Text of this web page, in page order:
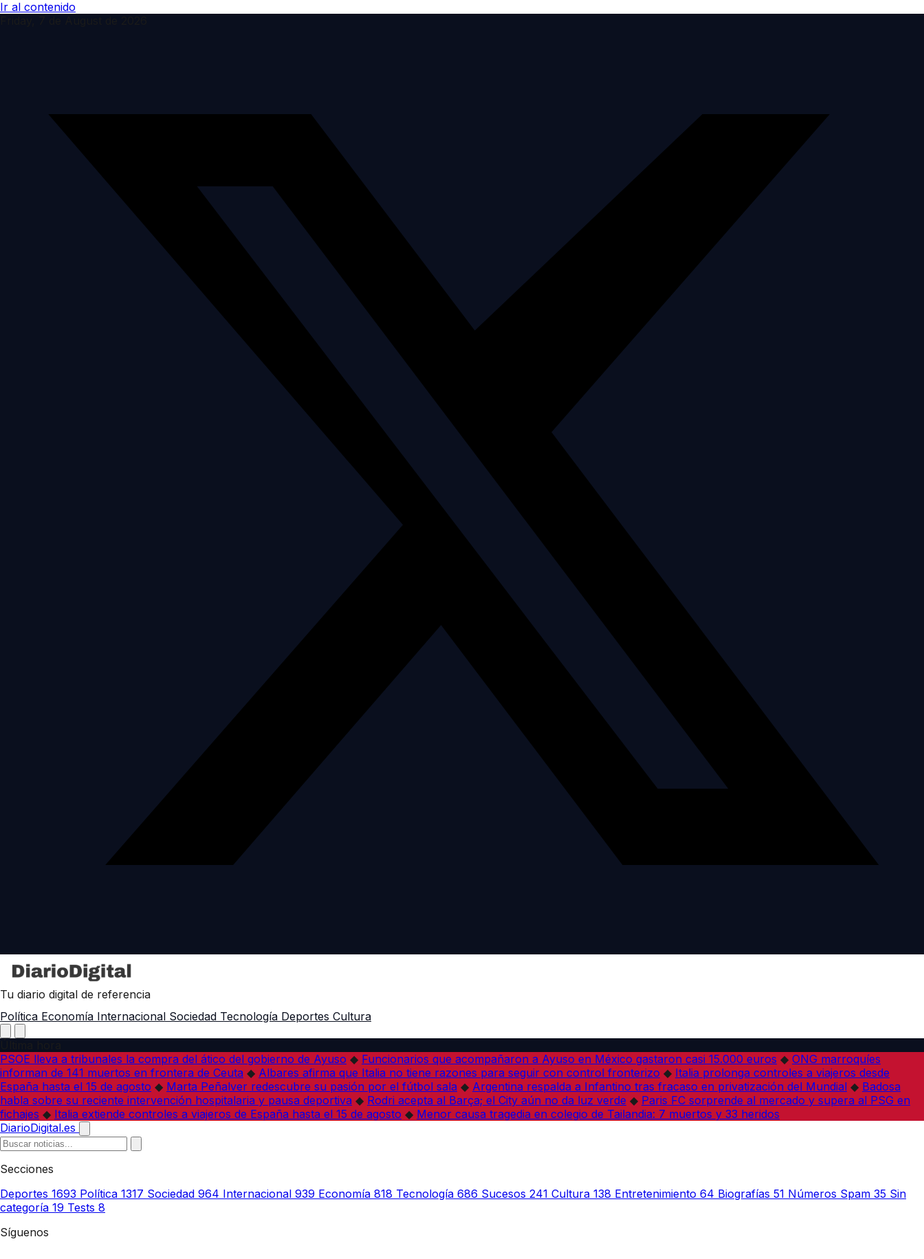
Ir al contenido
Tu diario digital de referencia
Política Economía Internacional Sociedad Tecnología Deportes Cultura
PSOE lleva a tribunales la compra del ático del gobierno de Ayuso ◆ Funcionarios que acompañaron a Ayuso en México gastaron casi 15.000 euros ◆ ONG marroquíes
informan de 141 muertos en frontera de Ceuta ◆ Albares afirma que Italia no tiene razones para seguir con control fronterizo ◆ Italia prolonga controles a viajeros desde
España hasta el 15 de agosto ◆ Marta Peñalver redescubre su pasión por el fútbol sala ◆ Argentina respalda a Infantino tras fracaso en privatización del Mundial ◆ Badosa
habla sobre su reciente intervención hospitalaria y pausa deportiva ◆ Rodri acepta al Barça; el City aún no da luz verde ◆ Paris FC sorprende al mercado y supera al PSG en
fichajes ◆ Italia extiende controles a viajeros de España hasta el 15 de agosto ◆ Menor causa tragedia en colegio de Tailandia: 7 muertos y 33 heridos
DiarioDigital.es
Secciones
Deportes 1693 Política 1317 Sociedad 964 Internacional 939 Economía 818 Tecnología 686 Sucesos 241 Cultura 138 Entretenimiento 64 Biografías 51 Números Spam 35 Sin
categoría 19 Tests 8
Síguenos